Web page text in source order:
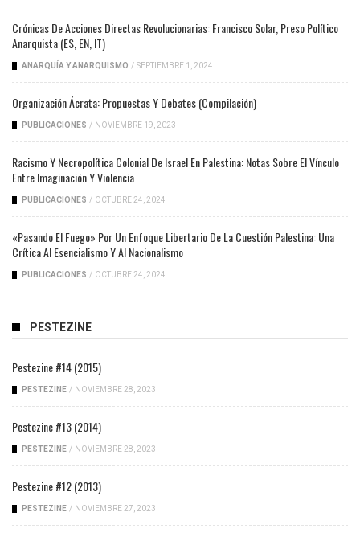
Crónicas De Acciones Directas Revolucionarias: Francisco Solar, Preso Político
Anarquista (ES, EN, IT)
ANARQUÍA Y ANARQUISMO / SEPTIEMBRE 1, 2024
Organización Ácrata: Propuestas Y Debates (compilación)
PUBLICACIONES / NOVIEMBRE 19, 2023
Racismo Y Necropolítica Colonial De Israel En Palestina: Notas Sobre El Vínculo
Entre Imaginación Y Violencia
PUBLICACIONES / OCTUBRE 24, 2024
«Pasando El Fuego» Por Un Enfoque Libertario De La Cuestión Palestina: Una
Crítica Al Esencialismo Y Al Nacionalismo
PUBLICACIONES / OCTUBRE 24, 2024
PESTEZINE
Pestezine #14 (2015)
PESTEZINE / NOVIEMBRE 28, 2023
Pestezine #13 (2014)
PESTEZINE / NOVIEMBRE 28, 2023
Pestezine #12 (2013)
PESTEZINE / NOVIEMBRE 27, 2023